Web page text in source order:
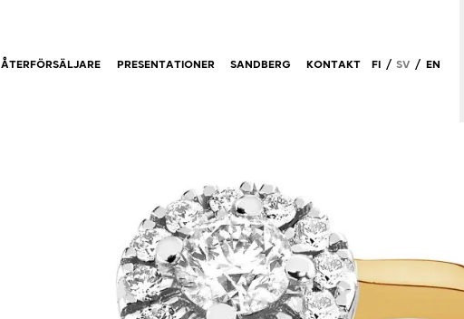
ÅTERFÖRSÄLJARE PRESENTATIONER SANDBERG KONTAKT FI / SV / EN